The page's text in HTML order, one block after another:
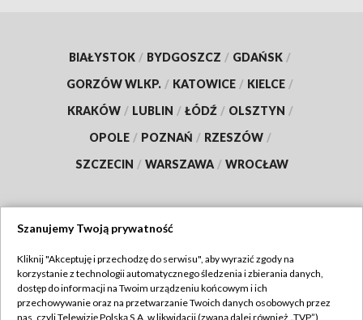
BIAŁYSTOK / BYDGOSZCZ / GDAŃSK /
GORZÓW WLKP. / KATOWICE / KIELCE /
KRAKÓW / LUBLIN / ŁÓDŹ / OLSZTYN /
OPOLE / POZNAŃ / RZESZÓW /
SZCZECIN / WARSZAWA / WROCŁAW
TVP
Abonament TVP
Regulamin TVP
Szanujemy Twoją prywatność
Kliknij "Akceptuję i przechodzę do serwisu", aby wyrazić zgody na
korzystanie z technologii automatycznego śledzenia i zbierania danych,
dostęp do informacji na Twoim urządzeniu końcowym i ich
przechowywanie oraz na przetwarzanie Twoich danych osobowych przez
nas, czyli Telewizję Polską S.A. w likwidacji (zwaną dalej również „TVP”),